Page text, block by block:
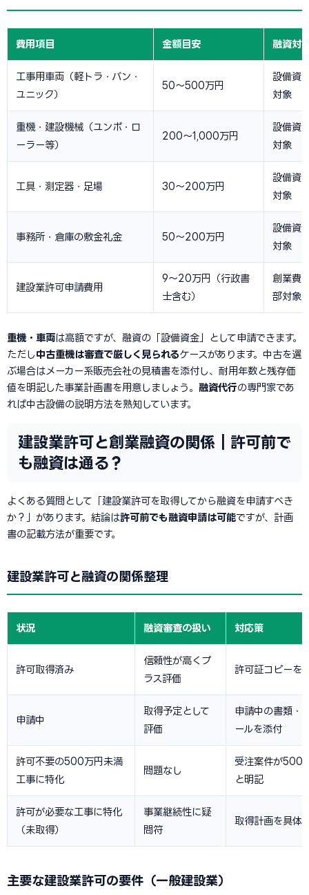
費用項目 金額目安 融資対
工事用車両（軽トラ・バン・
ユニック）
50〜500万円
設備資
対象
重機・建設機械（ユンボ・ロ
ーラー等）
200〜1,000万円
設備資
対象
工具・測定器・足場 30〜200万円
設備資
対象
事務所・倉庫の敷金礼金 50〜200万円
設備資
対象
建設業許可申請費用
9〜20万円（行政書
士含む）
創業費
部対象
重機・車両は高額ですが、融資の「設備資金」として申請できます。
ただし 中古重機は審査で厳しく見られるケースがあります。中古を選
ぶ場合はメーカー系販売会社の見積書を添付し、耐用年数と残存価
値を明記した事業計画書を用意しましょう。 融資代行の専門家であ
れば中古設備の説明方法を熟知しています。
建設業許可と創業融資の関係｜許可前で
も融資は通る？
よくある質問として「建設業許可を取得してから融資を申請すべき
か？」があります。結論は許可前でも融資申請は可能ですが、計画
書の記載方法が重要です。
建設業許可と融資の関係整理
状況 融資審査の扱い 対応策
許可取得済み
信頼性が高くプ
ラス評価
許可証コピーを
申請中
取得予定として
評価
申請中の書類・
ールを添付
許可不要の500万円未満
工事に特化
問題なし
受注案件が500
と明記
許可が必要な工事に特化
（未取得）
事業継続性に疑
問符
取得計画を具体
主要な建設業許可の要件（一般建設業）